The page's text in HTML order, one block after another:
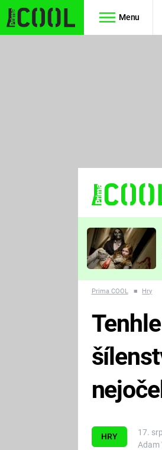
Menu
TŘESKU
FUTURAMA
Prima COOL ■ Hry
HRY
17.
Adam